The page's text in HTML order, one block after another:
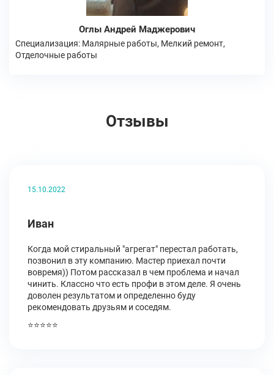
Оглы Андрей Маджерович
Специализация: Малярные работы, Мелкий ремонт,
Отделочные работы
Отзывы
15.10.2022
Иван
Когда мой стиральный "агрегат" перестал работать,
позвонил в эту компанию. Мастер приехал почти
вовремя)) Потом рассказал в чем проблема и начал
чинить. Классно что есть профи в этом деле. Я очень
доволен результатом и определенно буду
рекомендовать друзьям и соседям.
⭐⭐⭐⭐⭐